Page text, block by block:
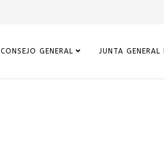
CONSEJO GENERAL JUNTA GENERAL